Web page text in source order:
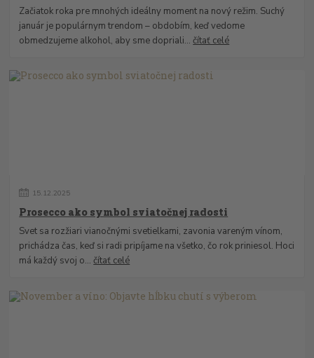
Začiatok roka pre mnohých ideálny moment na nový režim. Suchý
január je populárnym trendom – obdobím, keď vedome
obmedzujeme alkohol, aby sme dopriali...čítať celé
15. 12.2025
Prosecco ako symbol sviatočnej radosti
Svet sa rozžiari vianočnými svetielkami, zavonia vareným vínom,
prichádza čas, keď si radi pripíjame na všetko, čo rok priniesol. Hoci
má každý svoj o...čítať celé